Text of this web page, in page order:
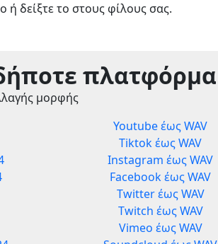
ή δείξτε το στους φίλους σας.
πλατφόρμα
μορφής
Youtube έως WAV
Tiktok έως WAV
Instagram έως WAV
Facebook έως WAV
Twitter έως WAV
Twitch έως WAV
Vimeo έως WAV